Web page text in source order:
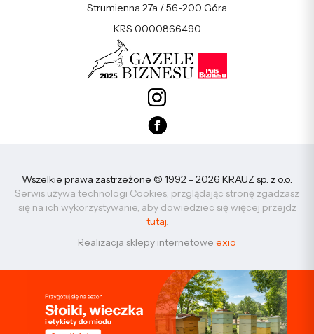
Strumienna 27a / 56-200 Góra
KRS 0000866490
Wszelkie prawa zastrzeżone © 1992 - 2026 KRAUZ sp. z o.o.
Serwis używa technologi Cookies, przglądając stronę zgadzasz
się na ich wykorzystywanie, aby dowiedziec się więcej przejdz
tutaj.
Realizacja sklepy internetowe exio